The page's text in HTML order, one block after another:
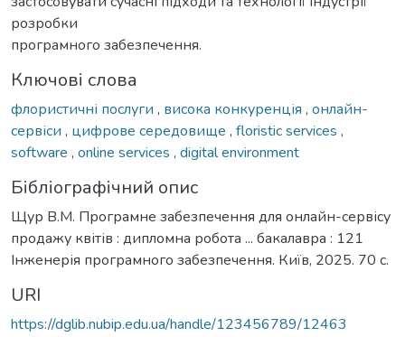
розробки
програмного забезпечення.
Ключові слова
флористичні послуги , висока конкуренція , онлайн-
сервіси , цифрове середовище , floristic services ,
software , online services , digital environment
Бібліографічний опис
Щур В.М. Програмне забезпечення для онлайн-сервісу
продажу квітів : дипломна робота ... бакалавра : 121
Інженерія програмного забезпечення. Київ, 2025. 70 с.
URI
https://dglib.nubip.edu.ua/handle/123456789/12463